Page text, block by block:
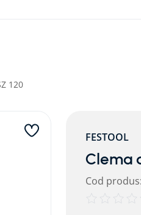
120
FESTOOL
Clema
Cod produs: